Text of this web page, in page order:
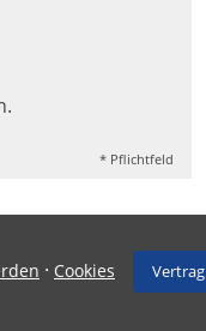
* Pflichtfeld
· Cookies